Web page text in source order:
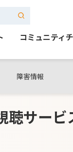
コミュニティ
障害情報
聴サー